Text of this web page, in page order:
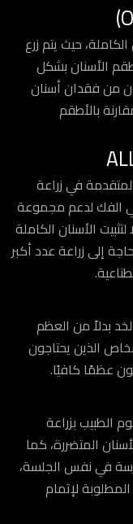
حيث يتم زرع
الأسنان بشكل
من فقدان أسنان
بالأطقم
في زراعة
الفك لدعم مجموعة
الأسنان الكاملة
إلى زراعة عدد أكبر
بدلاً من العظم
الذين يحتاجون
عظمًا كافيًا.
الطبيب بزراعة
المتضررة، كما
في نفس الجلسة،
لإتمام